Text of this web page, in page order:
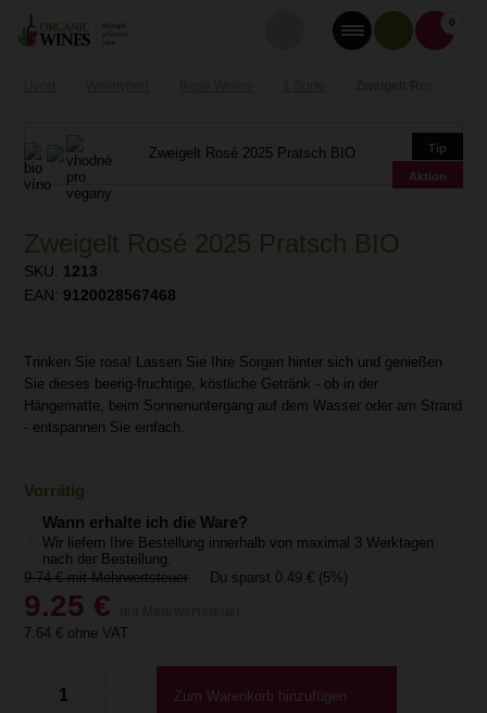
0
Tip
Aktion
Zweigelt Rosé 2025 Pratsch BIO
SKU: 1213
EAN: 9120028567468
Trinken Sie rosa! Lassen Sie Ihre Sorgen hinter sich und genießen
Sie dieses beerig-fruchtige, köstliche Getränk - ob in der
Hängematte, beim Sonnenuntergang auf dem Wasser oder am Strand
- entspannen Sie einfach.
Vorrätig
Wann erhalte ich die Ware?
Wir liefern Ihre Bestellung innerhalb von maximal 3 Werktagen
nach der Bestellung.
9.74€ mit Mehrwertsteuer Du sparst 0.49 € (5%)
9.25 €
7.64 € ohne VAT
Zum Warenkorb hinzufügen